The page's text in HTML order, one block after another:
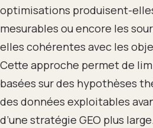
optimisations produisent-
mesurables ou encore les
elles cohérentes avec les
Cette approche permet de
basées sur des hypothèses
des données exploitables
d’une stratégie GEO plus